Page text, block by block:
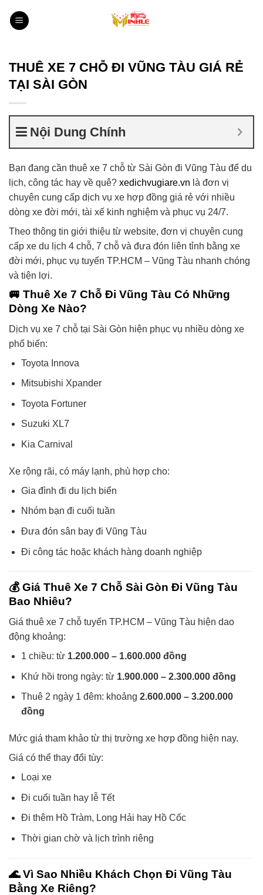
qua
THUÊ XE 7 CHỖ ĐI VŨNG TÀU GIÁ RẺ
TẠI SÀI GÒN
Nội Dung Chính
Bạn đang cần thuê xe 7 chỗ từ Sài Gòn đi Vũng Tàu để du
lịch, công tác hay về quê? xedichvugiare.vn là đơn vị
chuyên cung cấp dịch vụ xe hợp đồng giá rẻ với nhiều
dòng xe đời mới, tài xế kinh nghiệm và phục vụ 24/7.
Theo thông tin giới thiệu từ website, đơn vị chuyên cung
cấp xe du lịch 4 chỗ, 7 chỗ và đưa đón liên tỉnh bằng xe
đời mới, phục vụ tuyến TP.HCM – Vũng Tàu nhanh chóng
và tiện lợi.
🚐 Thuê Xe 7 Chỗ Đi Vũng Tàu Có Những
Dòng Xe Nào?
Dịch vụ xe 7 chỗ tại Sài Gòn hiện phục vụ nhiều dòng xe
phổ biến:
Toyota Innova
Mitsubishi Xpander
Toyota Fortuner
Suzuki XL7
Kia Carnival
Xe rộng rãi, có máy lạnh, phù hợp cho:
Gia đình đi du lịch biển
Nhóm bạn đi cuối tuần
Đưa đón sân bay đi Vũng Tàu
Đi công tác hoặc khách hàng doanh nghiệp
💰 Giá Thuê Xe 7 Chỗ Sài Gòn Đi Vũng Tàu
Bao Nhiêu?
Giá thuê xe 7 chỗ tuyến TP.HCM – Vũng Tàu hiện dao
động khoảng:
1 chiều: từ 1.200.000 – 1.600.000 đồng
Khứ hồi trong ngày: từ 1.900.000 – 2.300.000 đồng
Thuê 2 ngày 1 đêm: khoảng 2.600.000 – 3.200.000
đồng
Mức giá tham khảo từ thị trường xe hợp đồng hiện nay.
Giá có thể thay đổi tùy:
Loại xe
Đi cuối tuần hay lễ Tết
Đi thêm Hồ Tràm, Long Hải hay Hồ Cốc
Thời gian chờ và lịch trình riêng
🌊 Vì Sao Nhiều Khách Chọn Đi Vũng Tàu
Bằng Xe Riêng?